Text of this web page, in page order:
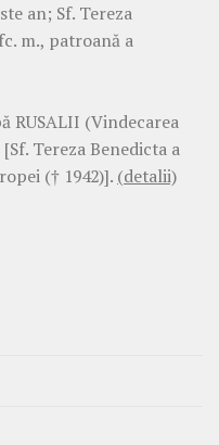
an; Sf. Tereza
m., patroană a
RUSALII (Vindecarea
Tereza Benedicta a
(† 1942)]. (detalii)